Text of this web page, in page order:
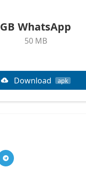
GB WhatsApp
50 MB
Download apk